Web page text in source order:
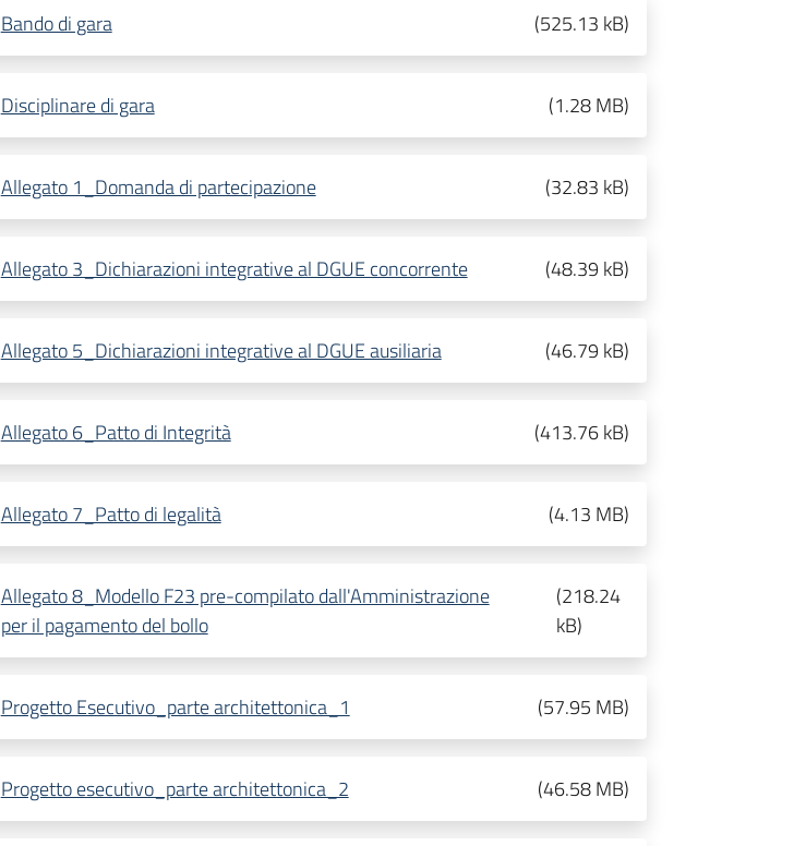
Bando di gara (525.13 kB)
Disciplinare di gara (1.28 MB)
Allegato 1_Domanda di partecipazione (32.83 kB)
Allegato 3_Dichiarazioni integrative al DGUE concorrente (48.39 kB)
Allegato 5_Dichiarazioni integrative al DGUE ausiliaria (46.79 kB)
Allegato 6_Patto di Integrità (413.76 kB)
Allegato 7_Patto di legalità (4.13 MB)
Allegato 8_Modello F23 pre-compilato dall'Amministrazione
per il pagamento del bollo
(218.24
kB)
Progetto Esecutivo_parte architettonica_1 (57.95 MB)
Progetto esecutivo_parte architettonica_2 (46.58 MB)